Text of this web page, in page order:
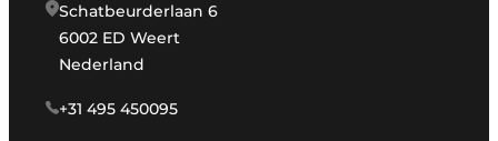
Schatbeurderlaan 6
6002 ED Weert
Nederland
+31 495 450095